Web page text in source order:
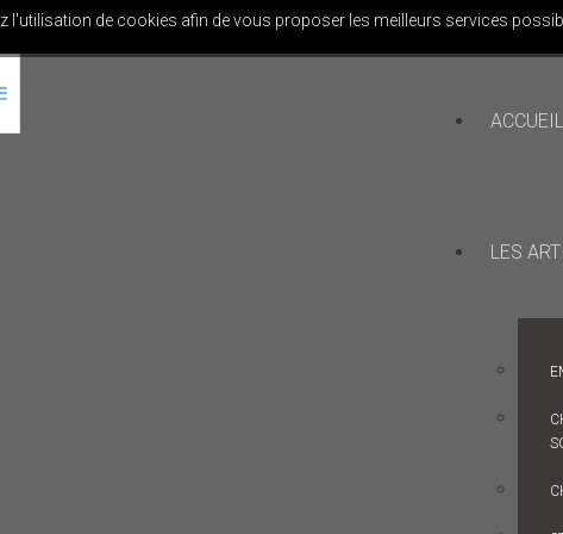
ACCUEIL
LES
l'utilisation de cookies afin de vous proposer les meilleurs services